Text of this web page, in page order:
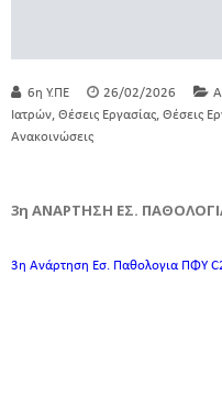
6η Υ.ΠΕ 26/02/2026
Ιατρών Θέσεις Εργασίας Θέσεις
Ανακοινώσεις
3η ΑΝΑΡΤΗΣΗ ΕΣ.
3η Ανάρτηση Εσ. Παθολογια ΠΦΥ